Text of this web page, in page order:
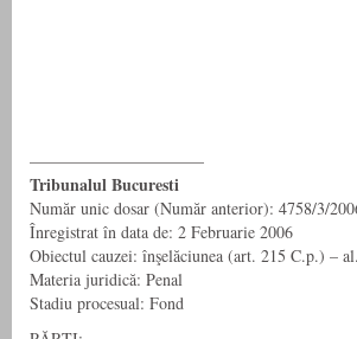
——————————–
Tribunalul Bucuresti
Număr unic dosar (Număr anterior): 4758/3/
Înregistrat în data de: 2 Februarie 2006
Obiectul cauzei: înşelăciunea (art. 215 C.p.) –
Materia juridică: Penal
Stadiu procesual: Fond